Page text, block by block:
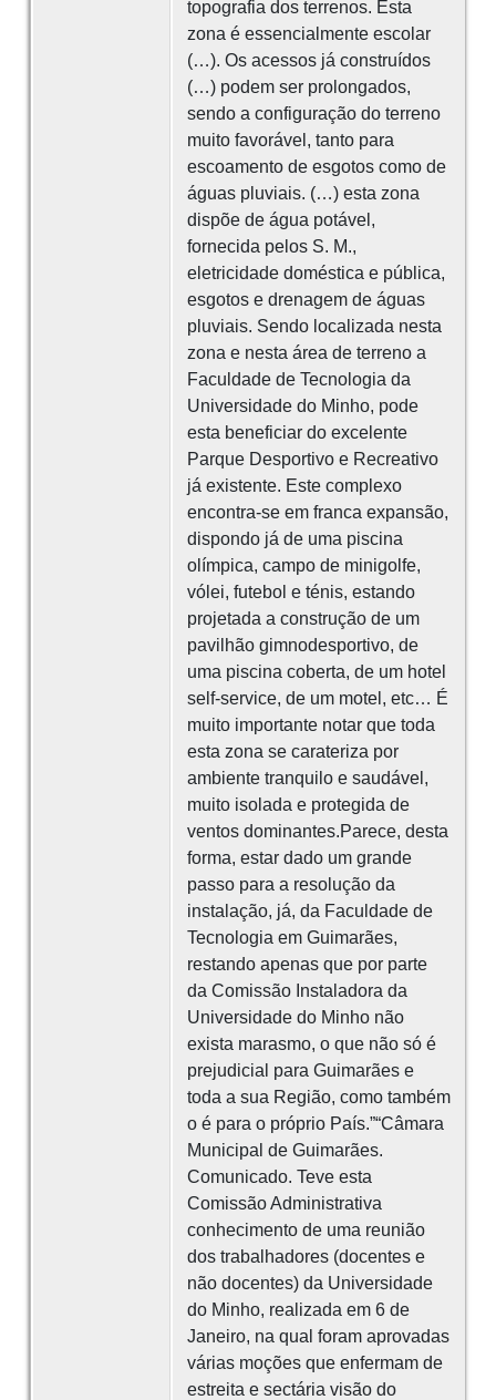
topografia dos terrenos. Esta
zona é essencialmente escolar
(…). Os acessos já construídos
(…) podem ser prolongados,
sendo a configuração do terreno
muito favorável, tanto para
escoamento de esgotos como de
águas pluviais. (…) esta zona
dispõe de água potável,
fornecida pelos S. M.,
eletricidade doméstica e pública,
esgotos e drenagem de águas
pluviais. Sendo localizada nesta
zona e nesta área de terreno a
Faculdade de Tecnologia da
Universidade do Minho, pode
esta beneficiar do excelente
Parque Desportivo e Recreativo
já existente. Este complexo
encontra-se em franca expansão,
dispondo já de uma piscina
olímpica, campo de minigolfe,
vólei, futebol e ténis, estando
projetada a construção de um
pavilhão gimnodesportivo, de
uma piscina coberta, de um hotel
self-service, de um motel, etc… É
muito importante notar que toda
esta zona se carateriza por
ambiente tranquilo e saudável,
muito isolada e protegida de
ventos dominantes.Parece, desta
forma, estar dado um grande
passo para a resolução da
instalação, já, da Faculdade de
Tecnologia em Guimarães,
restando apenas que por parte
da Comissão Instaladora da
Universidade do Minho não
exista marasmo, o que não só é
prejudicial para Guimarães e
toda a sua Região, como também
o é para o próprio País.”“Câmara
Municipal de Guimarães.
Comunicado. Teve esta
Comissão Administrativa
conhecimento de uma reunião
dos trabalhadores (docentes e
não docentes) da Universidade
do Minho, realizada em 6 de
Janeiro, na qual foram aprovadas
várias moções que enfermam de
estreita e sectária visão do